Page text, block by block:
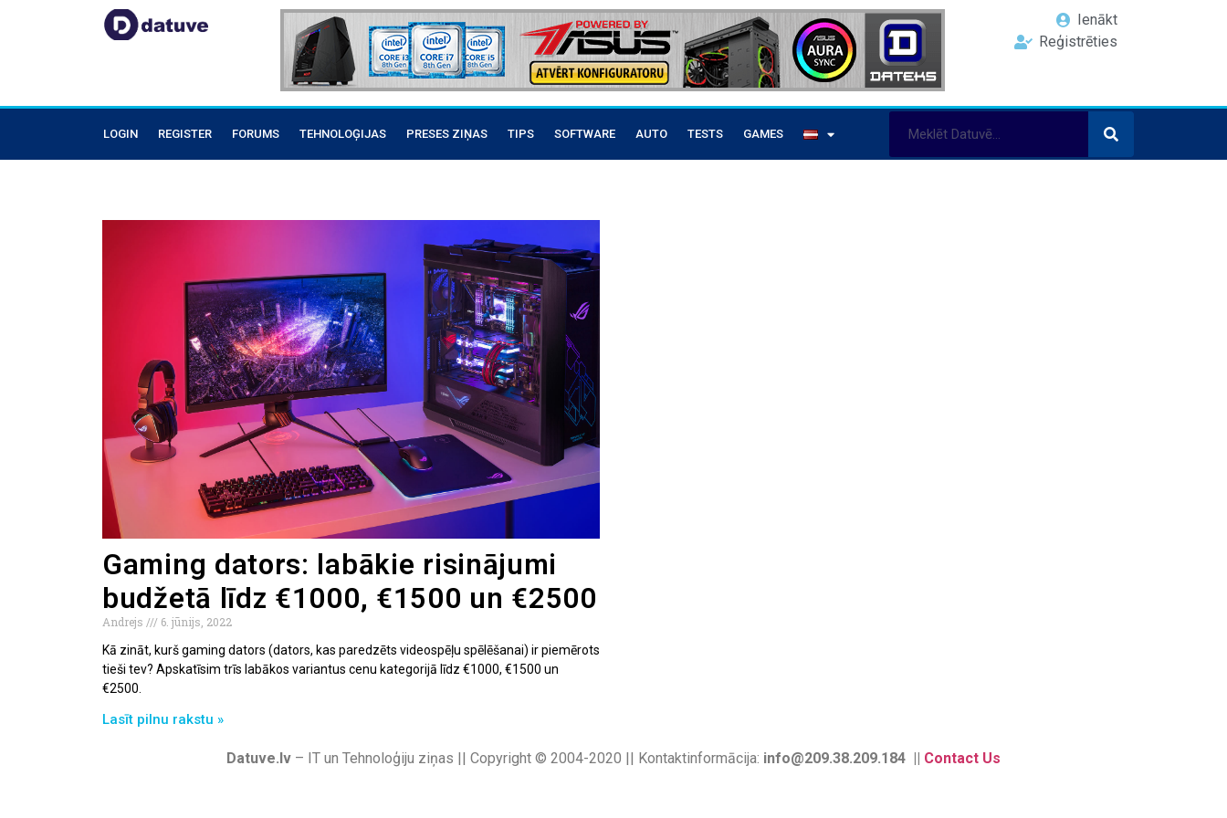
Ienākt
Reģistrēties
LOGIN REGISTER FORUMS TEHNOLOĢIJAS PRESES ZIŅAS TIPS SOFTWARE AUTO TESTS GAMES
Gaming dators: labākie risinājumi
budžetā līdz €1000, €1500 un €2500
Andrejs
6. jūnijs, 2022
Kā zināt, kurš gaming dators (dators, kas paredzēts videospēļu spēlēšanai) ir piemērots
tieši tev? Apskatīsim trīs labākos variantus cenu kategorijā līdz €1000, €1500 un
€2500.
Lasīt pilnu rakstu »
Datuve.lv – IT un Tehnoloģiju ziņas || Copyright © 2004-2020 || Kontaktinformācija: info@209.38.209.184 || Contact Us